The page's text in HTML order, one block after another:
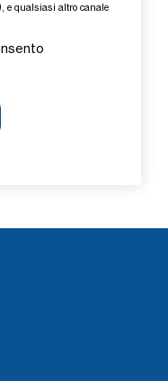
e qualsiasi altro canale